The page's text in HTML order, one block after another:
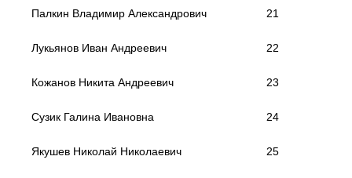
Палкин Владимир Александрович 21
Лукьянов Иван Андреевич 22
Кожанов Никита Андреевич 23
Сузик Галина Ивановна 24
Якушев Николай Николаевич 25